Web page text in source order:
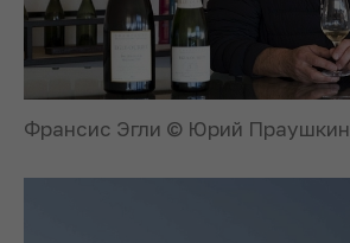
Франсис Эгли © Юрий Праушкин